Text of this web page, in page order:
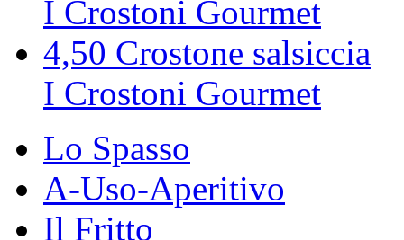
I Crostoni Gourmet
4,50 Crostone salsiccia
I Crostoni Gourmet
Lo Spasso
A-Uso-Aperitivo
Il Fritto